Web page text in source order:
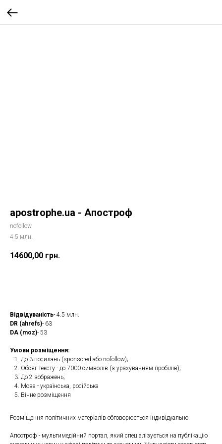
apostrophe.ua - Апостроф
nofollow
4.5 млн.
14600,00 грн.
Відвідуваність- 4.5 млн.
DR (ahrefs)- 63
DA (moz)- 53
Умови розміщення:
До 3 посилань (sponsored або nofollow);
Обсяг тексту - до 7000 символів (з урахуванням пробілів);
До 2 зображень;
Мова - українська, російська
Вічне розміщення
Розміщення політичних матеріалів обговорюється індивідуально
Апостроф - мультимедійний портал, який спеціалізується на публікацію